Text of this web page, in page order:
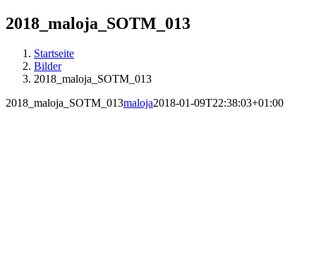
2018_maloja_SOTM_013
Startseite
Bilder
2018_maloja_SOTM_013
2018_maloja_SOTM_013maloja2018-01-09T22:38:03+01:00